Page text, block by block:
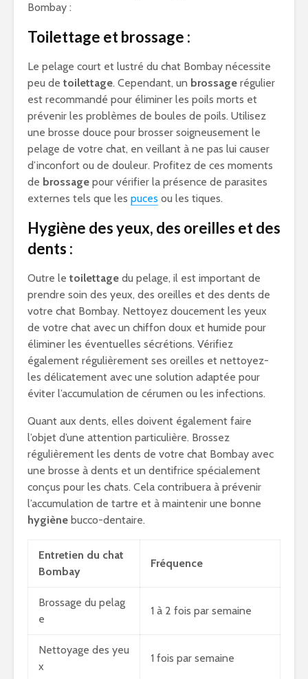
Bombay :
Toilettage et brossage :
Le pelage court et lustré du chat Bombay nécessite
peu de toilettage. Cependant, un brossage régulier
est recommandé pour éliminer les poils morts et
prévenir les problèmes de boules de poils. Utilisez
une brosse douce pour brosser soigneusement le
pelage de votre chat, en veillant à ne pas lui causer
d’inconfort ou de douleur. Profitez de ces moments
de brossage pour vérifier la présence de parasites
externes tels que les puces ou les tiques.
Hygiène des yeux, des oreilles et des
dents :
Outre le toilettage du pelage, il est important de
prendre soin des yeux, des oreilles et des dents de
votre chat Bombay. Nettoyez doucement les yeux
de votre chat avec un chiffon doux et humide pour
éliminer les éventuelles sécrétions. Vérifiez
également régulièrement ses oreilles et nettoyez-
les délicatement avec une solution adaptée pour
éviter l’accumulation de cérumen ou les infections.
Quant aux dents, elles doivent également faire
l’objet d’une attention particulière. Brossez
régulièrement les dents de votre chat Bombay avec
une brosse à dents et un dentifrice spécialement
conçus pour les chats. Cela contribuera à prévenir
l’accumulation de tartre et à maintenir une bonne
hygiène bucco-dentaire.
Entretien du chat
Bombay
Fréquence
Brossage du pelag
e
1 à 2 fois par semaine
Nettoyage des yeu
x
1 fois par semaine